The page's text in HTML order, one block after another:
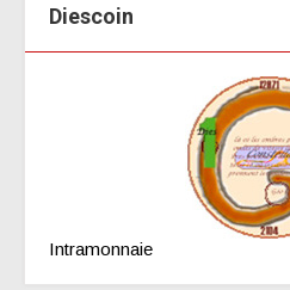
Diescoin
Intramonnaie